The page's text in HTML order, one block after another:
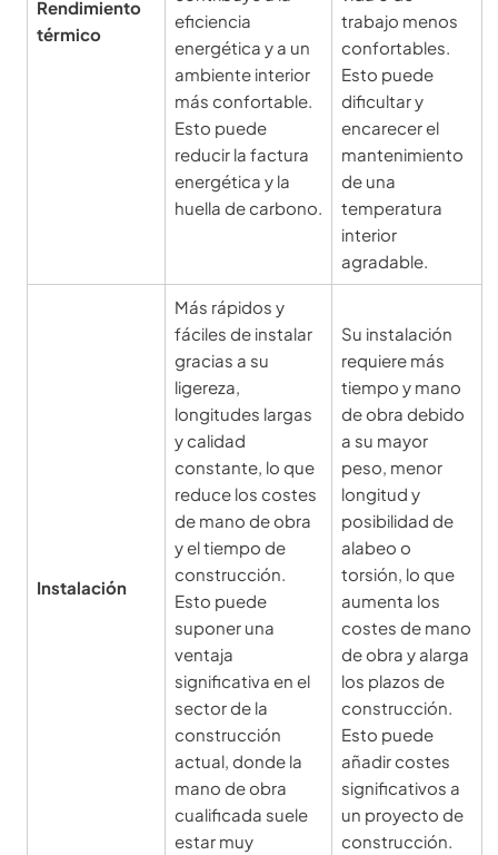
Rendimiento
térmico
eficiencia
energética y a un
ambiente interior
más confortable.
Esto puede
reducir la factura
energética y la
huella de carbono.
trabajo menos
confortables.
Esto puede
dificultar y
encarecer el
mantenimiento
de una
temperatura
interior
agradable.
Instalación
Más rápidos y
fáciles de instalar
gracias a su
ligereza,
longitudes largas
y calidad
constante, lo que
reduce los costes
de mano de obra
y el tiempo de
construcción.
Esto puede
suponer una
ventaja
significativa en el
sector de la
construcción
actual, donde la
mano de obra
cualificada suele
estar muy
Su instalación
requiere más
tiempo y mano
de obra debido
a su mayor
peso, menor
longitud y
posibilidad de
alabeo o
torsión, lo que
aumenta los
costes de mano
de obra y alarga
los plazos de
construcción.
Esto puede
añadir costes
significativos a
un proyecto de
construcción.